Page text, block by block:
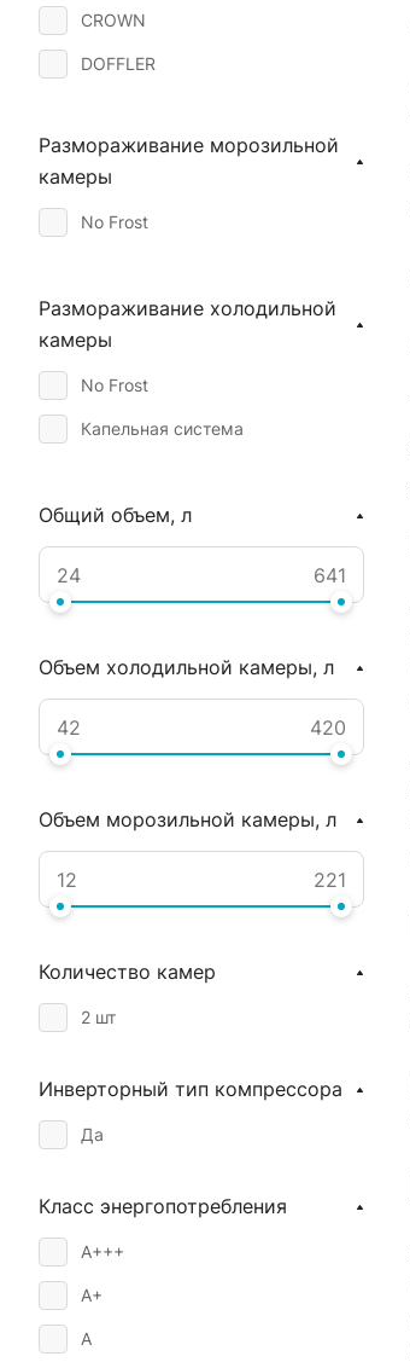
CROWN
DOFFLER
GORENJE
JACKY'S
LG
WHIRLPOOL
Размораживание морозильной
камеры
No Frost
Размораживание холодильной
камеры
No Frost
Капельная система
Общий объем, л
Объем холодильной камеры, л
Объем морозильной камеры, л
Количество камер
2 шт
Инверторный тип компрессора
Да
Класс энергопотребления
A+++
A+
A